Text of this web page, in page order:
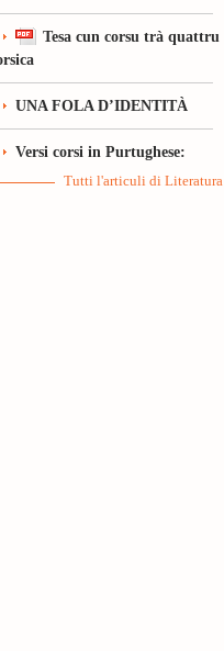
Tesa cun corsu trà quattru
UNA FOLA D’IDENTITÀ
Versi corsi in Purtughese:
Tutti l'articuli di Literatura